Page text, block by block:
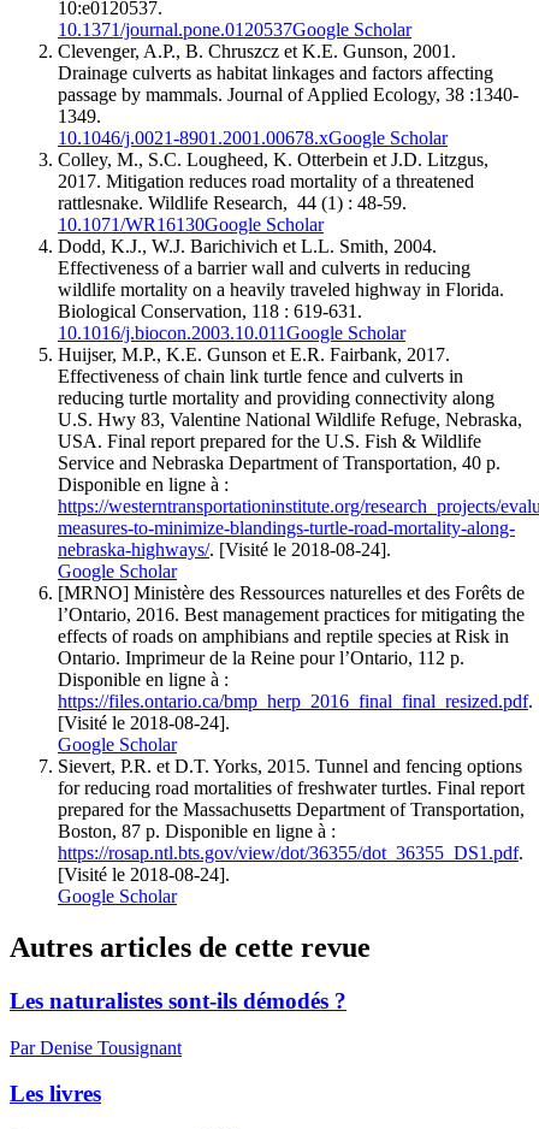
10:e0120537.
10.1371/journal.pone.0120537Google Scholar
Clevenger, A.P., B. Chruszcz et K.E. Gunson, 2001.
Drainage culverts as habitat linkages and factors affecting
passage by mammals. Journal of Applied Ecology, 38 :1340-
1349.
10.1046/j.0021-8901.2001.00678.xGoogle Scholar
Colley, M., S.C. Lougheed, K. Otterbein et J.D. Litzgus,
2017. Mitigation reduces road mortality of a threatened
rattlesnake. Wildlife Research, 44 (1) : 48-59.
10.1071/WR16130Google Scholar
Dodd, K.J., W.J. Barichivich et L.L. Smith, 2004.
Effectiveness of a barrier wall and culverts in reducing
wildlife mortality on a heavily traveled highway in Florida.
Biological Conservation, 118 : 619-631.
10.1016/j.biocon.2003.10.011Google Scholar
Huijser, M.P., K.E. Gunson et E.R. Fairbank, 2017.
Effectiveness of chain link turtle fence and culverts in
reducing turtle mortality and providing connectivity along
U.S. Hwy 83, Valentine National Wildlife Refuge, Nebraska,
USA. Final report prepared for the U.S. Fish & Wildlife
Service and Nebraska Department of Transportation, 40 p.
Disponible en ligne à :
https://westerntransportationinstitute.org/research_projects/
measures-to-minimize-blandings-turtle-road-mortality-along-
nebraska-highways/. [Visité le 2018-08-24].
Google Scholar
[MRNO] Ministère des Ressources naturelles et des Forêts de
l’Ontario, 2016. Best management practices for mitigating the
effects of roads on amphibians and reptile species at Risk in
Ontario. Imprimeur de la Reine pour l’Ontario, 112 p.
Disponible en ligne à :
https://files.ontario.ca/bmp_herp_2016_final_final_resized.pdf.
[Visité le 2018-08-24].
Google Scholar
Sievert, P.R. et D.T. Yorks, 2015. Tunnel and fencing options
for reducing road mortalities of freshwater turtles. Final report
prepared for the Massachusetts Department of Transportation,
Boston, 87 p. Disponible en ligne à :
https://rosap.ntl.bts.gov/view/dot/36355/dot_36355_DS1.pdf.
[Visité le 2018-08-24].
Google Scholar
Autres articles de cette revue
Les naturalistes sont-ils démodés ?
Par Denise Tousignant
Les livres